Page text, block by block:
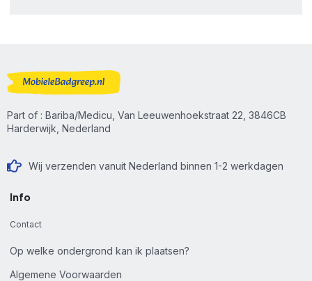
Part of : Bariba/Medicu, Van Leeuwenhoekstraat 22, 3846CB
Harderwijk, Nederland
Wij verzenden vanuit Nederland binnen 1-2 werkdagen
Info
Contact
Op welke ondergrond kan ik plaatsen?
Algemene Voorwaarden